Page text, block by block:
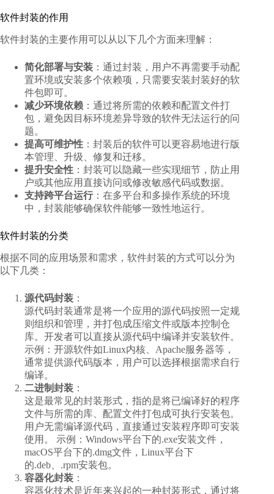
软件封装的作用
软件封装的主要作用可以从以下几个方面来理解：
简化部署与安装 ：通过封装，用户不再需要手动配
置环境或安装多个依赖项，只需要安装封装好的软
件包即可。
减少环境依赖 ：通过将所需的依赖和配置文件打
包，避免因目标环境差异导致的软件无法运行的问
题。
提高可维护性 ：封装后的软件可以更容易地进行版
本管理、升级、修复和迁移。
提升安全性 ：封装可以隐藏一些实现细节，防止用
户或其他应用直接访问或修改敏感代码或数据。
支持跨平台运行：在多平台和多操作系统的环境
中，封装能够确保软件能够一致性地运行。
软件封装的分类
根据不同的应用场景和需求，软件封装的方式可以分为
以下几类：
源代码封装 ：
源代码封装通常是将一个应用的源代码按照一定规
则组织和管理，并打包成压缩文件或版本控制仓
库。开发者可以直接从源代码中编译并安装软件。
示例：开源软件如Linux内核、Apache服务器等，
通常提供源代码版本，用户可以选择根据需求自行
编译。
二进制封装 ：
这是最常见的封装形式，指的是将已编译好的程序
文件与所需的库、配置文件打包成可执行安装包。
用户无需编译源代码，直接通过安装程序即可安装
使用。 示例：Windows平台下的.exe安装文件，
macOS平台下的.dmg文件，Linux平台下
的.deb、.rpm安装包。
容器化封装 ：
容器化技术是近年来兴起的一种封装形式，通过将